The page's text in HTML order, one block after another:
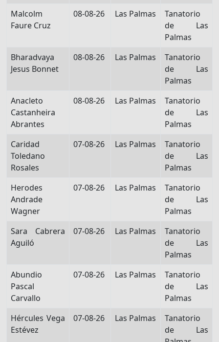
Malcolm
Faure Cruz
08-08-26 Las Palmas
Tanatorio
de Las
Palmas
Bharadvaya
Jesus Bonnet
08-08-26 Las Palmas
Tanatorio
de Las
Palmas
Anacleto
Castanheira
Abrantes
08-08-26 Las Palmas
Tanatorio
de Las
Palmas
Caridad
Toledano
Rosales
07-08-26 Las Palmas
Tanatorio
de Las
Palmas
Herodes
Andrade
Wagner
07-08-26 Las Palmas
Tanatorio
de Las
Palmas
Sara Cabrera
Aguiló
07-08-26 Las Palmas
Tanatorio
de Las
Palmas
Abundio
Pascal
Carvallo
07-08-26 Las Palmas
Tanatorio
de Las
Palmas
Hércules Vega
Estévez
07-08-26 Las Palmas
Tanatorio
de Las